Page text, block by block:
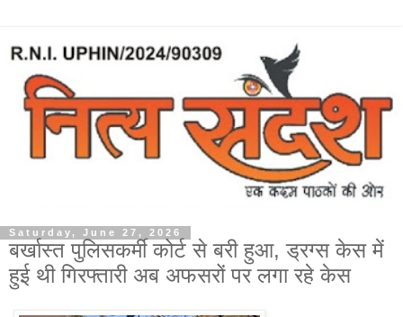
Saturday, June 27, 2026
बर्खास्त पुलिसकर्मी कोर्ट से बरी हुआ, ड्रग्स केस में
हुई थी गिरफ्तारी अब अफसरों पर लगा रहे केस